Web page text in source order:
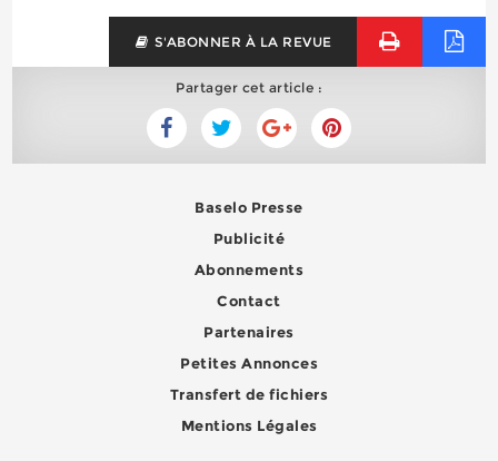
S'ABONNER À LA REVUE
Partager cet article :
Baselo Presse
Publicité
Abonnements
Contact
Partenaires
Petites Annonces
Transfert de fichiers
Mentions Légales